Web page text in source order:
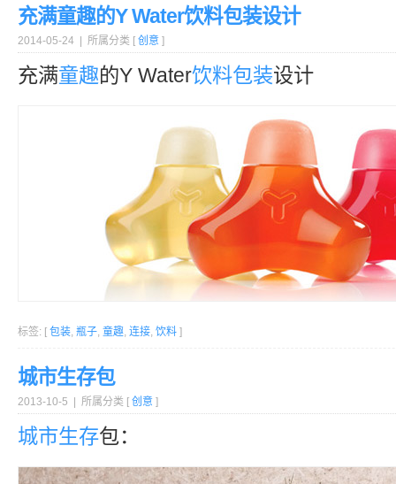
充满童趣的Y Water饮料包装设计
2014-05-24 | 所属分类 [ 创意 ]
充满童趣的Y Water饮料包装设计
标签: [ 包装, 瓶子, 童趣, 连接, 饮料 ]
城市生存包
2013-10-5 | 所属分类 [ 创意 ]
城市生存包：